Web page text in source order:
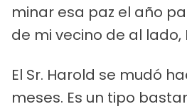
minar esa paz el año
de mi vecino de al lado,
El Sr. Harold se mudó
meses. Es un tipo